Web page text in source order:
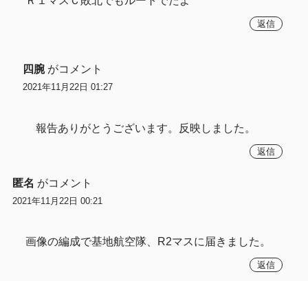
返信
四腕 がコメント
2021年11月22日 01:27
報告ありがとうございます。反映しました。
返信
匿名 がコメント
2021年11月22日 00:21
画像の編成で基地航空隊、R2マスに届きました。
返信